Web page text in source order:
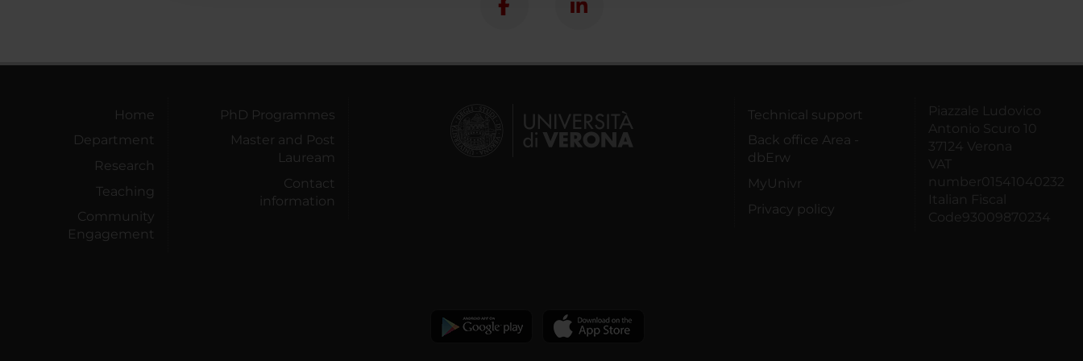
Home
Department
Research
Teaching
Community
Engagement
PhD Programmes
Master and Post
Lauream
Contact
information
Technical support
Back office Area -
dbErw
MyUnivr
Privacy policy
Piazzale Ludovico
Antonio Scuro 10
37124 Verona
VAT
number01541040232
Italian Fiscal
Code93009870234